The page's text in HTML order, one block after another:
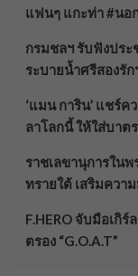
แฟนๆ แกะท่า #นอ
กรมชลฯ รับฟังปร
ระบายน้ำศรีสองรัก
‘แมน การิน’ แชร์
ลาโลกนี้ ให้ใส่บาต
ราชเลขานุการใน
ทรายใต้ เสริมควา
F.HERO จับมือเกิร์
ตรอง “G.O.A.T”